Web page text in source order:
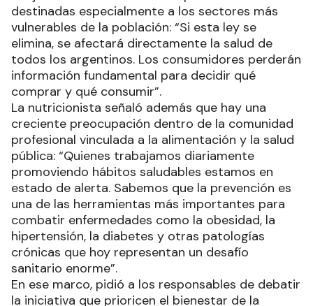
destinadas especialmente a los sectores más
vulnerables de la población: “Si esta ley se
elimina, se afectará directamente la salud de
todos los argentinos. Los consumidores perderán
información fundamental para decidir qué
comprar y qué consumir”.
La nutricionista señaló además que hay una
creciente preocupación dentro de la comunidad
profesional vinculada a la alimentación y la salud
pública: “Quienes trabajamos diariamente
promoviendo hábitos saludables estamos en
estado de alerta. Sabemos que la prevención es
una de las herramientas más importantes para
combatir enfermedades como la obesidad, la
hipertensión, la diabetes y otras patologías
crónicas que hoy representan un desafío
sanitario enorme”.
En ese marco, pidió a los responsables de debatir
la iniciativa que prioricen el bienestar de la